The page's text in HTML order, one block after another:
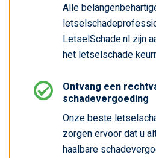
Alle
LetselSchade.nl zijn
het letselschade
Ontvang een
schadevergoeding
Onze beste
zorgen ervoor dat u
haalbare